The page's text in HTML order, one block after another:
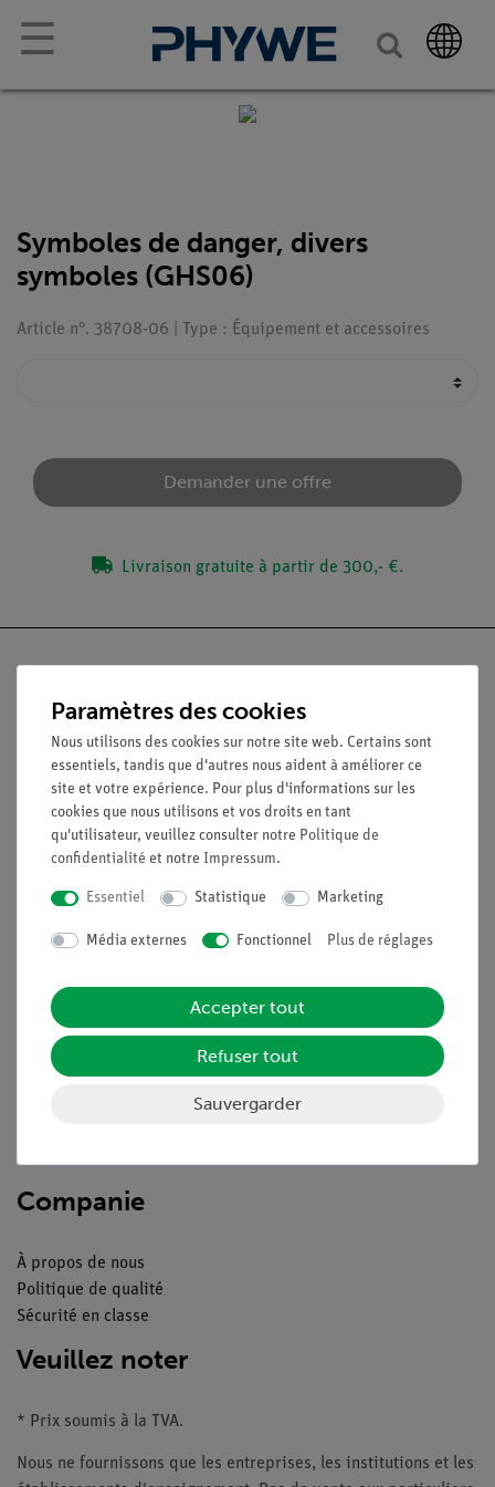
☰
Symboles de danger, divers
symboles (GHS06)
Article n°. 38708-06 | Type : Équipement et accessoires
Demander une offre
Livraison gratuite à partir de 300,- €.
Légal
Contact
Conditions générales de vente
Mentions légales
Service
Aperçu du service
Téléchargements
Contacte service client
Companie
À propos de nous
Politique de qualité
Sécurité en classe
Veuillez noter
* Prix soumis à la TVA.
Nous ne fournissons que les entreprises, les institutions et les
Paramètres des cookies
Nous utilisons des cookies sur notre site web. Certains sont
essentiels, tandis que d'autres nous aident à améliorer ce
site et votre expérience. Pour plus d'informations sur les
cookies que nous utilisons et vos droits en tant
qu'utilisateur, veuillez consulter notre Politique de
confidentialité et notre Impressum.
Essentiel Statistique Marketing
Média externes Fonctionnel Plus de réglages
Accepter tout
Refuser tout
Sauvergarder